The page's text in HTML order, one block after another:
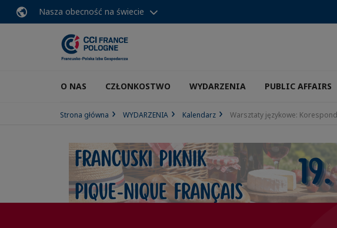
Nasza obecność na świecie
O NAS CZŁONKOSTWO WYDARZENIA PUBLIC AFFAIRS
Strona główna WYDARZENIA Kalendarz Warsztaty językowe: